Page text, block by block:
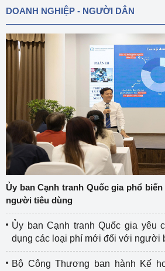
DOANH NGHIỆP - NGƯỜI DÂN
Ủy ban Cạnh tranh Quốc gia phổ
người tiêu dùng
Ủy ban Cạnh tranh Quốc gia yêu
dụng các loại phí mới đối với người
Bộ Công Thương ban hành Kế